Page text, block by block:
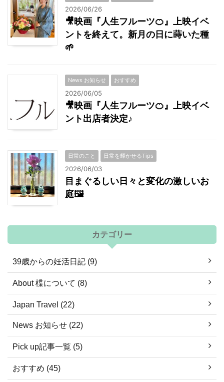
2026/06/26
🎥映画『人生フルーツ🍊』上映イベ
ントを終えて。新月の日に蒔いた種
🌱
News お知らせ おすすめ
2026/06/05
🎥映画『人生フルーツ🍊』上映イベ
ント出店者決定♪
日常のこと 日常を輝かせるTips
2026/06/03
目まぐるしい日々と変化の激しいお
庭🖼
カテゴリー
39歳からの妊活日記 (9)
About 楪について (8)
Japan Travel (22)
News お知らせ (22)
Pick up記事一覧 (5)
おすすめ (45)